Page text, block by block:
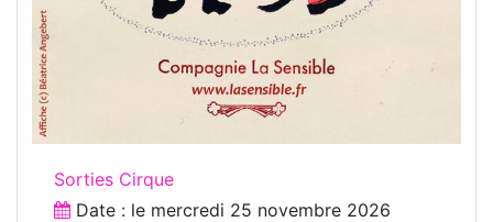
Sorties Cirque
Date : le mercredi 25 novembre 2026